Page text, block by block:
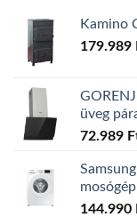
Kamino
179.989
üveg
72.989
mosógép
144.990